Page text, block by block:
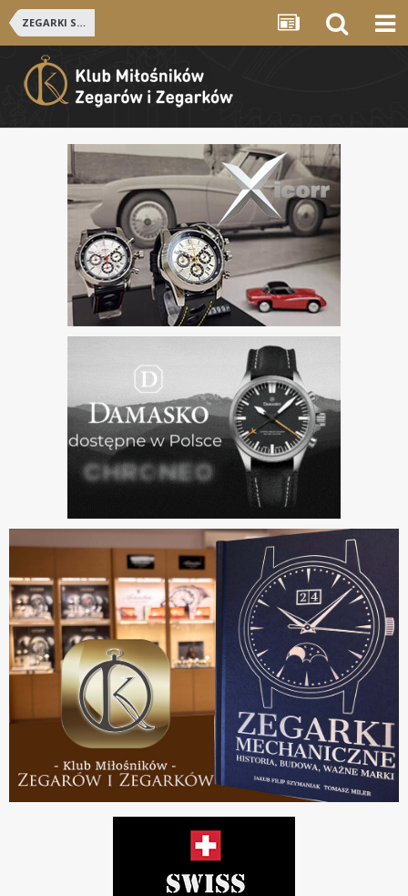
ZEGARKI SZWAJCARSKIE i NIEMIECKIE